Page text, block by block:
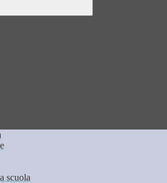
scuola